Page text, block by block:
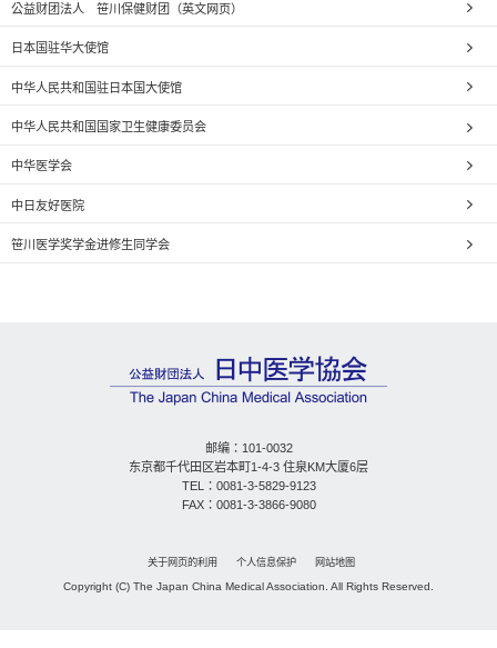
公益财团法人 笹川保健财团（英文网页）
日本国驻华大使馆
中华人民共和国驻日本国大使馆
中华人民共和国国家卫生健康委员会
中华医学会
中日友好医院
笹川医学奖学金进修生同学会
邮编：101-0032
东京都千代田区岩本町1-4-3 住泉KM大厦6层
TEL：0081-3-5829-9123
FAX：0081-3-3866-9080
关于网页的利用 个人信息保护 网站地图
Copyright (C) The Japan China Medical Association. All Rights Reserved.